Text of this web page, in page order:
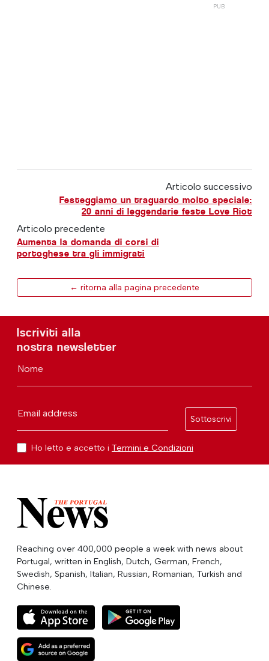
Articolo successivo
Festeggiamo un traguardo molto speciale:
20 anni di leggendarie feste Love Riot
Articolo precedente
Aumenta la domanda di corsi di
portoghese tra gli immigrati
← ritorna alla pagina precedente
Iscriviti alla
nostra newsletter
Nome
Email address
Sottoscrivi
Ho letto e accetto i Termini e Condizioni
Reaching over 400,000 people a week with news about
Portugal, written in English, Dutch, German, French,
Swedish, Spanish, Italian, Russian, Romanian, Turkish and
Chinese.